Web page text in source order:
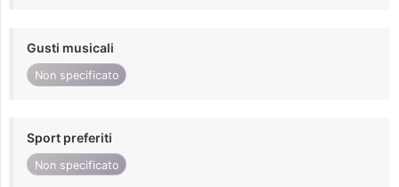
Gusti musicali
Non specificato
Sport preferiti
Non specificato